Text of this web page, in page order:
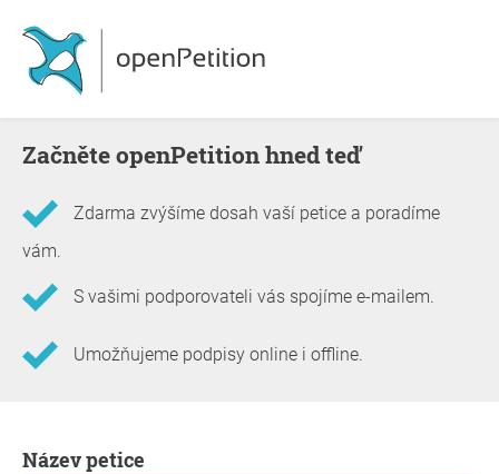
Začněte openPetition hned teď
Zdarma zvýšíme dosah vaší petice a poradíme
vám.
S vašimi podporovateli vás spojíme e-mailem.
Umožňujeme podpisy online i offline.
Název petice